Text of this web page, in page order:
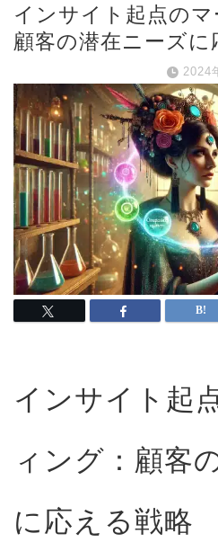
インサイト起点のマ
顧客の潜在ニーズに
2024
インサイト起
ィング：顧客
に応える戦略